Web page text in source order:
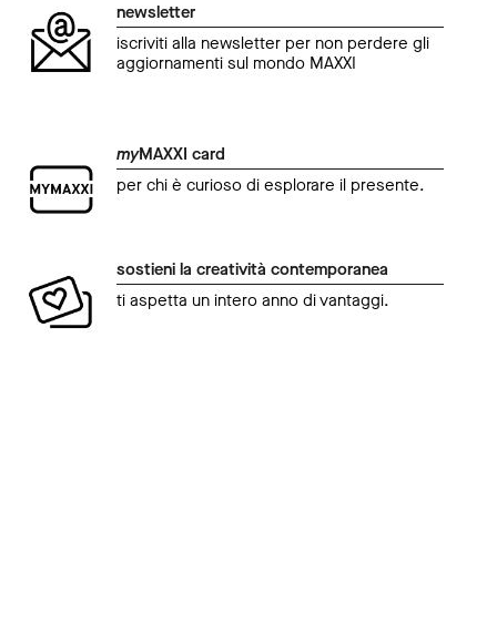
newsletter
iscriviti alla newsletter per non perdere gli
aggiornamenti sul mondo MAXXI
myMAXXI card
per chi è curioso di esplorare il presente.
sostieni la creatività contemporanea
ti aspetta un intero anno di vantaggi.